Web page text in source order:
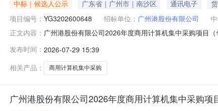
中标｜候选人公示 广东省｜广州市｜南沙区 通讯电子
项目编号： YG3202600648 招标单位： 广州港股份有限公司
正文内容： 广州港股份有限公司2026年度商用计算机集中采购项目
发布时间： 2026-07-29 15:39
相关产品：
商用计算机集中采购
广州港股份有限公司2026年度商用计算机集中采购